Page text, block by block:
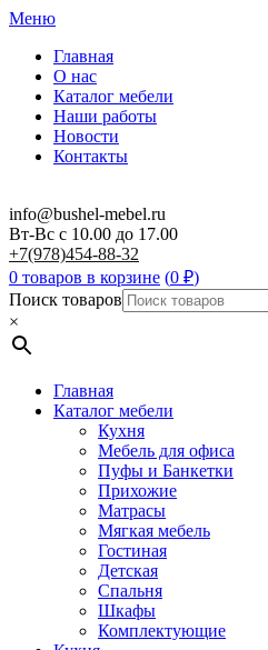
Меню
Главная
О нас
Каталог мебели
Наши работы
Новости
Контакты
info@bushel-mebel.ru
Вт-Вс c 10.00 до 17.00
+7(978)454-88-32
0 товаров в корзине (0 ₽)
Поиск товаров
×
Главная
Каталог мебели
Кухня
Мебель для офиса
Пуфы и Банкетки
Прихожие
Матрасы
Мягкая мебель
Гостиная
Детская
Спальня
Шкафы
Комплектующие